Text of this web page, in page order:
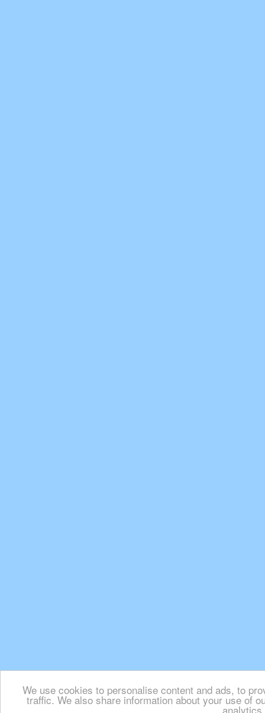
We use cookies to personalise content and ads, to
traffic. We also share information about your use of